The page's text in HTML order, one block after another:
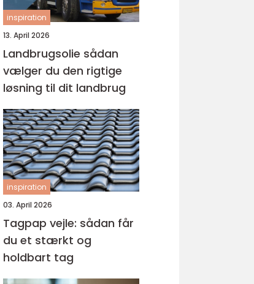
inspiration
13. April 2026
Landbrugsolie sådan
vælger du den rigtige
løsning til dit landbrug
inspiration
03. April 2026
Tagpap vejle: sådan får
du et stærkt og
holdbart tag